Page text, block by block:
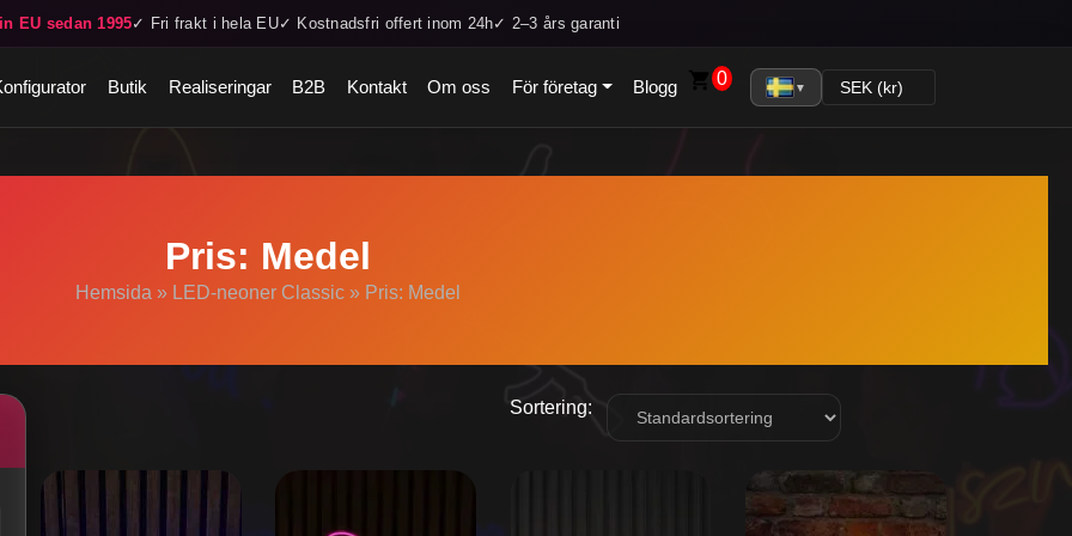
EU sedan 1995✓ Fri frakt i hela EU✓ Kostnadsfri offert inom 24h✓ 2–3 års garanti
Butik Realiseringar B2B Kontakt Om oss För företag Blogg 0 ▼
Pris: Medel
Hemsida » LED-neoner Classic » Pris: Medel
Sortering:
här